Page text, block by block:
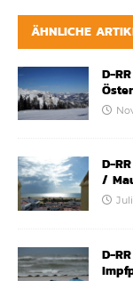
ÄHNLICHE
D-
D-
/
Juli
D-